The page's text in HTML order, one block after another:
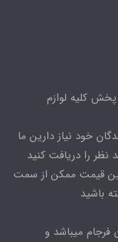
کلیه لوازم
خود نیاز دارین ما
نظر را دریافت کنید
قیمت ممکن از سمت
باشید
فرجام میباشد و